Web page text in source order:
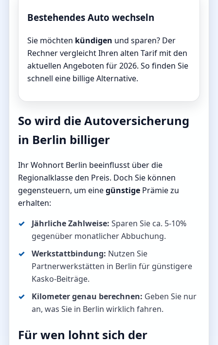
Bestehendes Auto wechseln
Sie möchten kündigen und sparen? Der
Rechner vergleicht Ihren alten Tarif mit den
aktuellen Angeboten für 2026. So finden Sie
schnell eine billige Alternative.
So wird die Autoversicherung
in Berlin billiger
Ihr Wohnort Berlin beeinflusst über die
Regionalklasse den Preis. Doch Sie können
gegensteuern, um einegünstige Prämie zu
erhalten:
Jährliche Zahlweise: Sparen Sie ca. 5-10%
gegenüber monatlicher Abbuchung.
Werkstattbindung: Nutzen Sie
Partnerwerkstätten in Berlin für günstigere
Kasko-Beiträge.
Kilometer genau berechnen: Geben Sie nur
an, was Sie in Berlin wirklich fahren.
Für wen lohnt sich der